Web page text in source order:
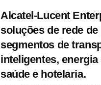
Alcatel-Lucent
soluções de rede
segmentos de
inteligentes,
saúde e hotelaria.